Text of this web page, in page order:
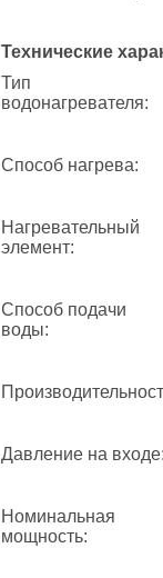
Технические
Тип
водонагревателя:
Способ нагрева:
Нагревательный
элемент:
Способ подачи
воды:
Давление на входе:
Номинальная
мощность: